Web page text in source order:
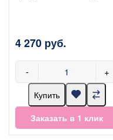
4 270 руб.
- +
Купить
Заказать в 1 клик